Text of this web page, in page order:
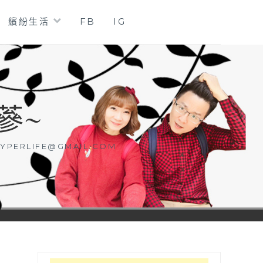
繽紛生活 FB IG
~